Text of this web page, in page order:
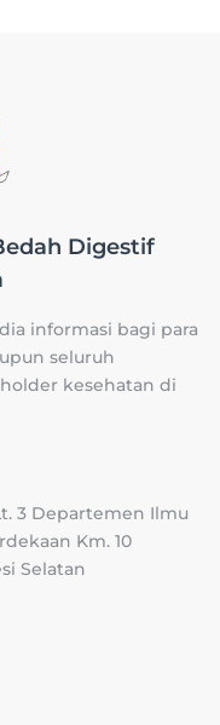
Digestif
informasi bagi para
seluruh
kesehatan di
3 Departemen Ilmu
Km. 10
Selatan